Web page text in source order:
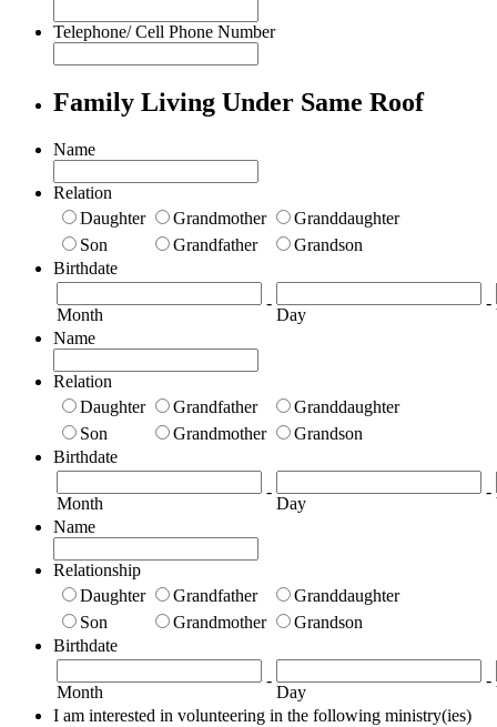
Telephone/ Cell Phone Number
Family Living Under Same Roof
Name
Relation
Daughter
Grandmother
Granddaughter
Son
Grandfather
Grandson
Birthdate
Month
-
Day
-
Name
Relation
Daughter
Grandfather
Granddaughter
Son
Grandmother
Grandson
Birthdate
Month
-
Day
-
Name
Relationship
Daughter
Grandfather
Granddaughter
Son
Grandmother
Grandson
Birthdate
Month
-
Day
-
I am interested in volunteering in the following ministry(ies)